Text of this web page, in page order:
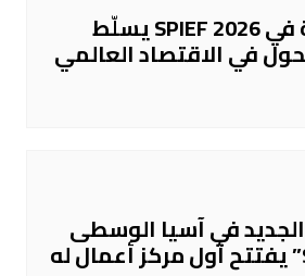
منتدى الطاقة في SPIEF 2026 يسلّط
في الاقتصاد العالمي
الجديد في آسيا الوسطى